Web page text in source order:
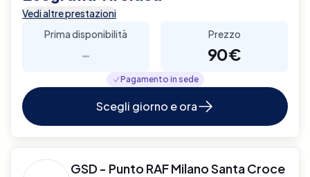
Vedi altre prestazioni
Prima disponibilità
-
Prezzo
90€
Pagamento in sede
Scegli giorno e ora
GSD - Punto RAF Milano Santa Croce